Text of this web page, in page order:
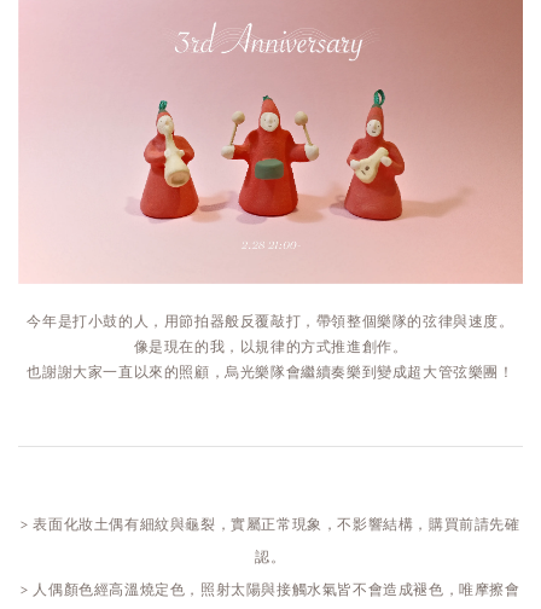
今年是打小鼓的人，用節拍器般反覆敲打，帶領整個樂隊的弦律與速度。
像是現在的我，以規律的方式推進創作。
> 表面化妝土偶有細紋與龜裂，實屬正常現象，不影響結構，購買前請先確
認。
> 人偶顏色經高溫燒定色，照射太陽與接觸水氣皆不會造成褪色，唯摩擦會